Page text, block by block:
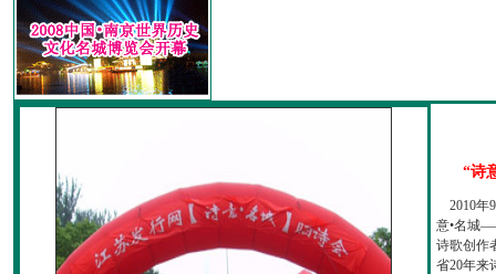
“诗
2010年
意•名城
诗歌创作
省20年来